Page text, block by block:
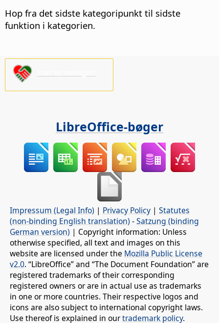
Hop fra det sidste kategoripunkt til sidste
funktion i kategorien.
LibreOffice-bøger
Impressum (Legal Info) | Privacy Policy | Statutes
(non-binding English translation) -Satzung (binding
German version) | Copyright information: Unless
otherwise specified, all text and images on this
website are licensed under the Mozilla Public License
v2.0. “LibreOffice” and “The Document Foundation” are
registered trademarks of their corresponding
registered owners or are in actual use as trademarks
in one or more countries. Their respective logos and
icons are also subject to international copyright laws.
Use thereof is explained in ourtrademark policy.